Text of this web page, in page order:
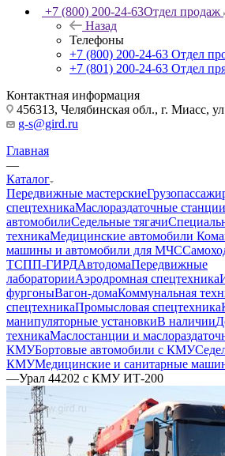
+7 (800) 200-24-63Отдел продаж
Назад
Телефоны
+7 (800) 200-24-63 Отдел
+7 (801) 200-24-63 Отдел
Контактная информация
456313, Челябинская обл., г. Миасс,
g-s@gird.ru
Главная
—
Каталог
Передвижные мастерские
спецтехникаМаслораздаточные станции
автомобилиСедельные тягачи
техникаМедицинские автомобили
машины и автомобили для МЧС
ТСПП-ГИРДАвтодомаПередвижные
лабораторииАэродромная спецтехника
фургоныВагон-домаКоммунальная
спецтехникаПромысловая спецтехника
манипуляторные установкиВ наличии
техникаМаслостанции и
КМУБортовые автомобили с КМУ
КМУМедицинские и санитарные
—Урал 44202 с КМУ ИТ-200